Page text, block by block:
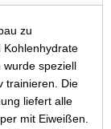
zu
Kohlenhydrate
wurde speziell
trainieren. Die
liefert alle
mit Eiweißen.